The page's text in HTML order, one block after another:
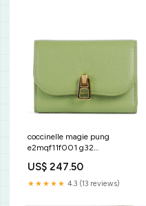
coccinelle magie pung
e2mqf11f001 g32
US$ 247.50
★★★★★ 4.3 (13 reviews)